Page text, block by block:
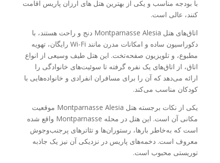
با بودجه مناسب و یکی از بهترین هتل های ارزان پاریس اقامت
کنند، عالی است.
اتاق‌های هتل Montparnasse Alesia دنج و راحت هستند، با
دکوراسیون ساده و امکانات مدرن مانند Wi-Fi رایگان، تهویه
مطبوع، و تلویزیون صفحه‌تخت. این هتل طیف وسیعی از انواع
اتاق، از اتاق‌های یک نفره گرفته تا سوئیت‌های خانوادگی را
ارائه می‌دهد که آن را برای مسافران انفرادی و خانواده‌هایی با
کودکان مناسب می‌کند.
یکی از نکات برجسته هتل Montparnasse Alesia موقعیت
مکانی آن است. این هتل در محله Montparnasse واقع شده
است که به‌خاطر بارها، رستوران‌ها و تئاترهای پرجنب‌وجوش
معروف است. دخمه‌های پاریس در نزدیکی آن نیز یک جاذبه
توریستی محبوب است.